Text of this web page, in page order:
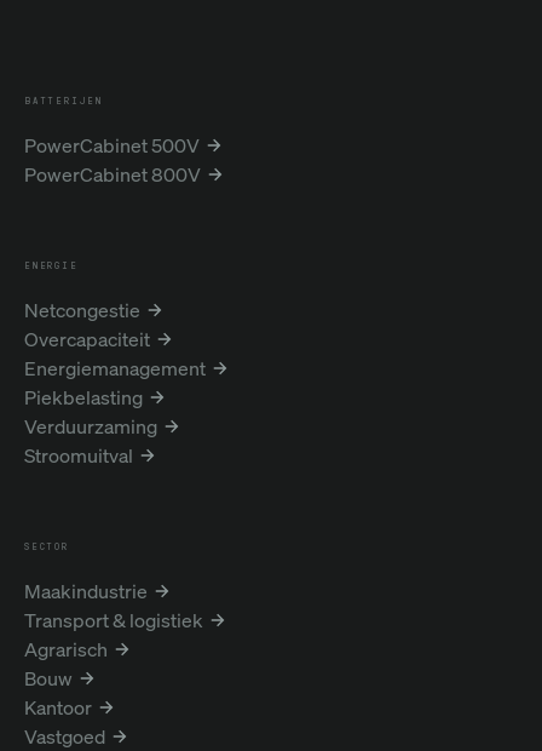
BATTERIJEN
PowerCabinet 500V
PowerCabinet 800V
ENERGIE
Netcongestie
Overcapaciteit
Energiemanagement
Piekbelasting
Verduurzaming
Stroomuitval
SECTOR
Maakindustrie
Transport & logistiek
Agrarisch
Bouw
Kantoor
Vastgoed